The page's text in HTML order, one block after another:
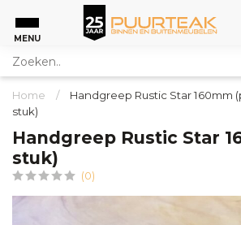
MENU
Home /
Handgreep Rustic Star 160mm
stuk)
Handgreep Rustic Star
stuk)
(0)